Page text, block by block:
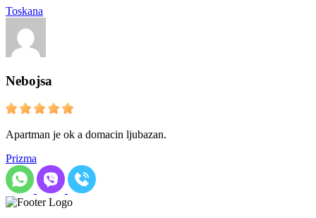
Toskana
Nebojsa
Apartman je ok a domacin ljubazan.
Prizma